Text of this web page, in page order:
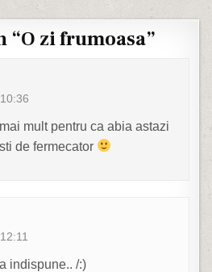
“O zi frumoasa”
mult pentru ca abia astazi
de fermecator
indispune.. /:)